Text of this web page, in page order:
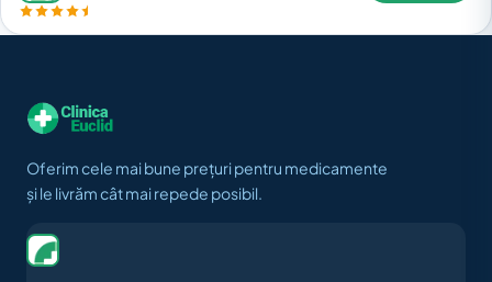
Oferim cele mai bune prețuri pentru medicamente
și le livrăm cât mai repede posibil.